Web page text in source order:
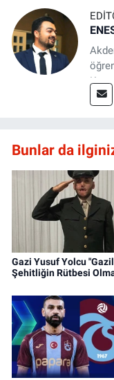
Bunlar da
Gazi Yusuf Yolcu
Şehitliğin Rütbesi